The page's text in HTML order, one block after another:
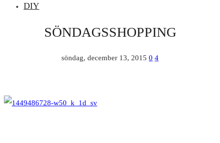
DIY
SÖNDAGSSHOPPING
söndag, december 13, 2015 0 4